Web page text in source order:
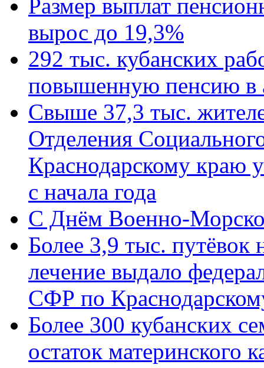
Размер выплат
вырос до 19,3%
292 тыс. кубанских
повышенную пенсию в
Свыше 37,3 тыс.
Отделения
Краснодарскому краю
с начала года
C Днём Военно-
Более 3,9 тыс. путёвок
лечение выдало
СФР по
Более 300 кубанских
остаток материнского